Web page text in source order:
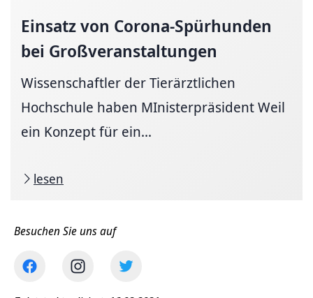
Einsatz von Corona-Spürhunden
bei Großveranstaltungen
Wissenschaftler der Tierärztlichen
Hochschule haben MInisterpräsident Weil
ein Konzept für ein...
lesen
Besuchen Sie uns auf